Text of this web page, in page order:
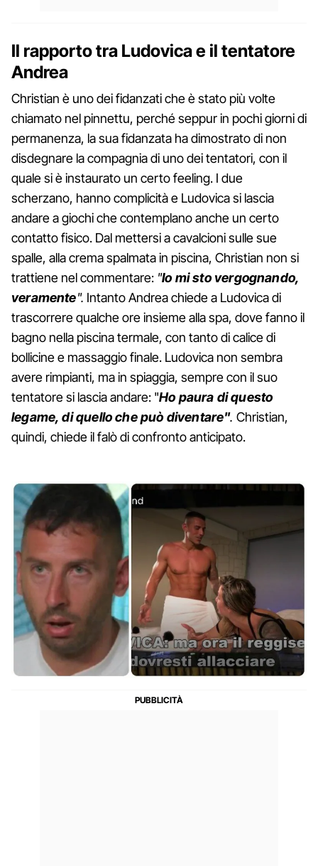
Il rapporto tra Ludovica e il tentatore
Andrea
Christian è uno dei fidanzati che è stato più volte
chiamato nel pinnettu, perché seppur in pochi giorni di
permanenza, la sua fidanzata ha dimostrato di non
disdegnare la compagnia di uno dei tentatori, con il
quale si è instaurato un certo feeling. I due
scherzano, hanno complicità e Ludovica si lascia
andare a giochi che contemplano anche un certo
contatto fisico. Dal mettersi a cavalcioni sulle sue
spalle, alla crema spalmata in piscina, Christian non si
trattiene nel commentare: "Io mi sto vergognando,
veramente". Intanto Andrea chiede a Ludovica di
trascorrere qualche ore insieme alla spa, dove fanno il
bagno nella piscina termale, con tanto di calice di
bollicine e massaggio finale. Ludovica non sembra
avere rimpianti, ma in spiaggia, sempre con il suo
tentatore si lascia andare: "Ho paura di questo
legame, di quello che può diventare". Christian,
quindi, chiede il falò di confronto anticipato.